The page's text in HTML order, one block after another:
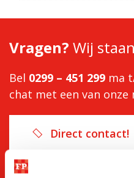
Vragen? Wij
Bel 0299 – 451 299 ma
chat met een van onze
Direct contact!